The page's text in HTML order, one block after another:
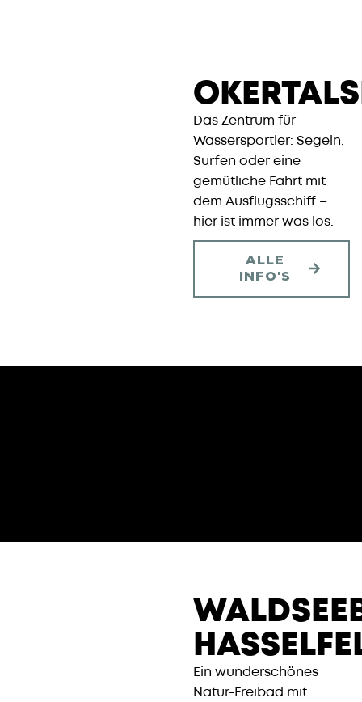
Das Zentrum für
Wassersportler: Segeln,
Surfen oder eine
gemütliche Fahrt mit
dem Ausflugsschiff –
hier ist immer was los.
ALLE
INFO'S
Ein wunderschönes
Natur-Freibad mit